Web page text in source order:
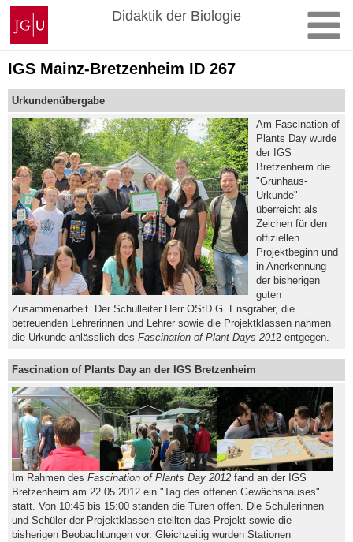
Zum
Inhalt
springen
Johannes
Gutenberg-
Universität
Mainz
Didaktik der Biologie
IGS Mainz-Bretzenheim ID 267
Urkundenübergabe
Am Fascination of
Plants Day wurde
der IGS
Bretzenheim die
"Grünhaus-
Urkunde"
überreicht als
Zeichen für den
offiziellen
Projektbeginn und
in Anerkennung
der bisherigen
guten
Zusammenarbeit. Der Schulleiter Herr OStD G. Ensgraber, die
betreuenden Lehrerinnen und Lehrer sowie die Projektklassen nahmen
die Urkunde anlässlich desFascination of Plant Days 2012 entgegen.
Fascination of Plants Day an der IGS Bretzenheim
Im Rahmen desFascination of Plants Day 2012 fand an der IGS
Bretzenheim am 22.05.2012 ein "Tag des offenen Gewächshauses"
statt. Von 10:45 bis 15:00 standen die Türen offen. Die Schülerinnen
und Schüler der Projektklassen stellten das Projekt sowie die
bisherigen Beobachtungen vor. Gleichzeitig wurden Stationen